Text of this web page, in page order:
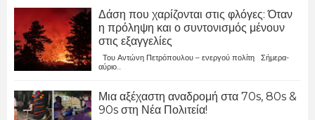
Δάση που χαρίζονται στις φλόγες: Όταν
η πρόληψη και ο συντονισμός μένουν
στις εξαγγελίες
Του Αντώνη Πετρόπουλου – ενεργού πολίτη Σήμερα-
αύριο...
Μια αξέχαστη αναδρομή στα 70s, 80s &
90s στη Νέα Πολιτεία!